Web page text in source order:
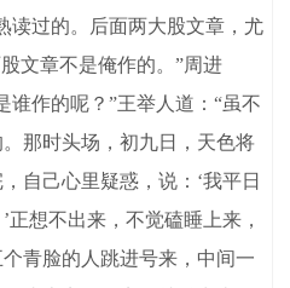
读过的。后面两大股文章，尤
文章不是俺作的。”周进
谁作的呢？”王举人道：“虽不
那时头场，初九日，天色将
自己心里疑惑，说：‘我平日
想不出来，不觉磕睡上来，
青脸的人跳进号来，中间一